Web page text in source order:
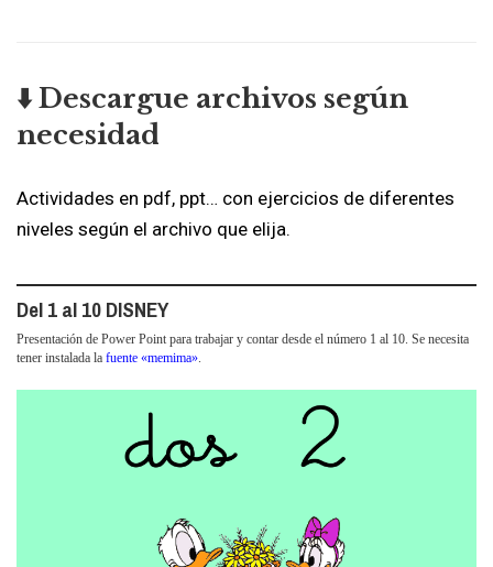
⬇️ Descargue archivos según
necesidad
Actividades en pdf, ppt… con ejercicios de diferentes
niveles según el archivo que elija.
Del 1 al 10 DISNEY
Presentación de Power Point para trabajar y contar desde el número 1 al 10. Se necesita
tener instalada la fuente «memima»